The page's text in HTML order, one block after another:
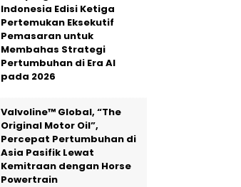
Indonesia Edisi Ketiga
Pertemukan Eksekutif
Pemasaran untuk
Membahas Strategi
Pertumbuhan di Era AI
pada 2026
Valvoline™ Global, “The
Original Motor Oil”,
Percepat Pertumbuhan di
Asia Pasifik Lewat
Kemitraan dengan Horse
Powertrain